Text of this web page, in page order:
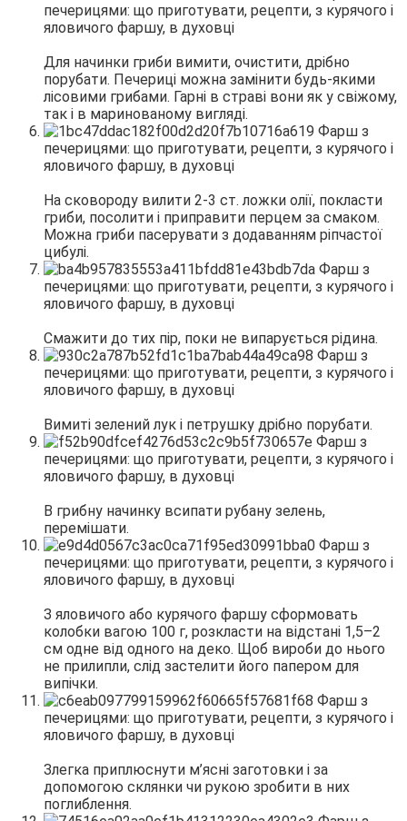
Для начинки гриби вимити, очистити, дрібно
порубати. Печериці можна замінити будь-якими
лісовими грибами. Гарні в страві вони як у свіжому,
так і в маринованому вигляді.
На сковороду вилити 2-3 ст. ложки олії, покласти
гриби, посолити і приправити перцем за смаком.
Можна гриби пасерувати з додаванням ріпчастої
цибулі.
Смажити до тих пір, поки не випарується рідина.
Вимиті зелений лук і петрушку дрібно порубати.
В грибну начинку всипати рубану зелень,
перемішати.
З яловичого або курячого фаршу сформовать
колобки вагою 100 г, розкласти на відстані 1,5–2
см одне від одного на деко. Щоб вироби до нього
не прилипли, слід застелити його папером для
випічки.
Злегка приплюснути м’ясні заготовки і за
допомогою склянки чи рукою зробити в них
поглиблення.